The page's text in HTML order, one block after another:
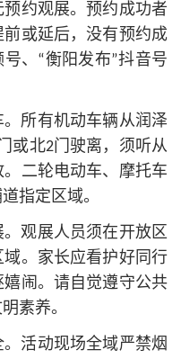
约观展。预约成功者
或延后，没有预约成
、“衡阳发布”抖音号
所有机动车辆从润泽
或北2门驶离，须听从
二轮电动车、摩托车
指定区域。
观展人员须在开放区
。家长应看护好同行
闹。请自觉遵守公共
素养。
活动现场全域严禁烟